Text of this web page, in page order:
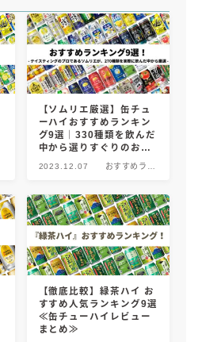
【ソムリエ厳選】缶チュ
ーハイおすすめランキン
グ9選｜330種類を飲んだ
中から選りすぐりのお酒
を紹介！【2024年版】
2023.12.07
おすすめラン
【徹底比較】緑茶ハイ お
すすめ人気ランキング9選
≪缶チューハイレビュー
まとめ≫